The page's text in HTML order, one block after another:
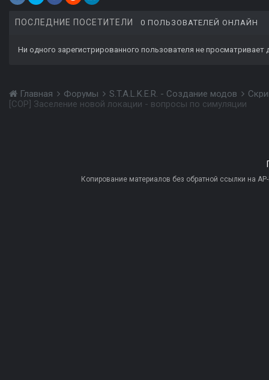
ПОСЛЕДНИЕ ПОСЕТИТЕЛИ 0 ПОЛЬЗОВАТЕЛЕЙ ОНЛАЙН
Ни одного зарегистрированного пользователя не просматривает
Главная Форумы S.T.A.L.K.E.R. - Создание модов
[COP] Заселение новой локации - вопросы по симуляции
Копирование материалов без обратной ссылки на